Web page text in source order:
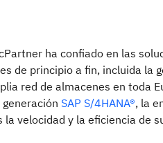
ha confiado en las
de principio a fin, incluida la
red de almacenes en toda
SAP S/4HANA®, la
velocidad y la eficiencia de